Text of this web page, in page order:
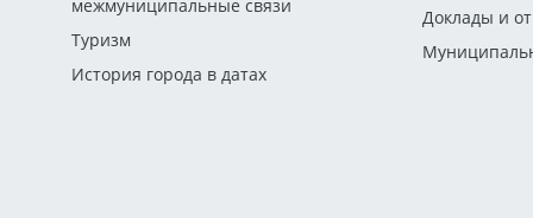
межмуниципальные связи
Туризм
История города в датах
Доклады и